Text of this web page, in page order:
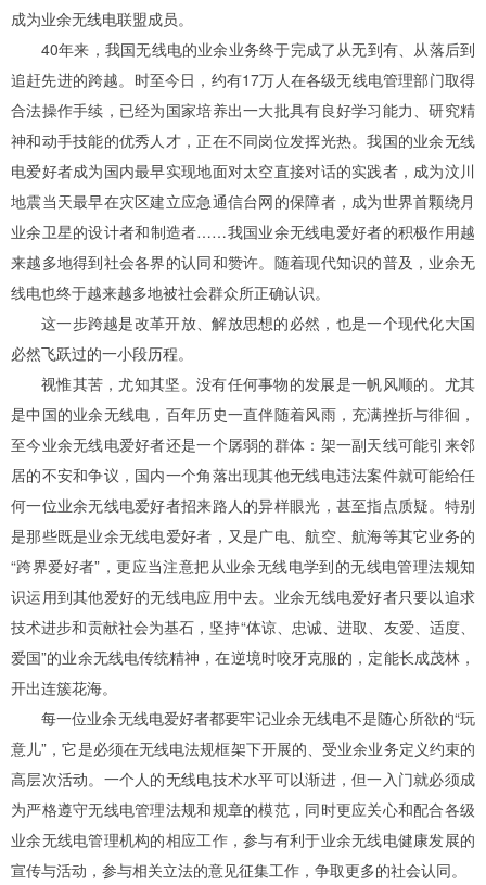
成为业余无线电联盟成员。
40年来，我国无线电的业余业务终于完成了从无到有、从落后到
追赶先进的跨越。时至今日，约有17万人在各级无线电管理部门取得
合法操作手续，已经为国家培养出一大批具有良好学习能力、研究精
神和动手技能的优秀人才，正在不同岗位发挥光热。我国的业余无线
电爱好者成为国内最早实现地面对太空直接对话的实践者，成为汶川
地震当天最早在灾区建立应急通信台网的保障者，成为世界首颗绕月
业余卫星的设计者和制造者……我国业余无线电爱好者的积极作用越
来越多地得到社会各界的认同和赞许。随着现代知识的普及，业余无
线电也终于越来越多地被社会群众所正确认识。
这一步跨越是改革开放、解放思想的必然，也是一个现代化大国
必然飞跃过的一小段历程。
视惟其苦，尤知其坚。没有任何事物的发展是一帆风顺的。尤其
是中国的业余无线电，百年历史一直伴随着风雨，充满挫折与徘徊，
至今业余无线电爱好者还是一个孱弱的群体：架一副天线可能引来邻
居的不安和争议，国内一个角落出现其他无线电违法案件就可能给任
何一位业余无线电爱好者招来路人的异样眼光，甚至指点质疑。特别
是那些既是业余无线电爱好者，又是广电、航空、航海等其它业务的
“跨界爱好者”，更应当注意把从业余无线电学到的无线电管理法规知
识运用到其他爱好的无线电应用中去。业余无线电爱好者只要以追求
技术进步和贡献社会为基石，坚持“体谅、忠诚、进取、友爱、适度、
爱国”的业余无线电传统精神，在逆境时咬牙克服的，定能长成茂林，
开出连簇花海。
每一位业余无线电爱好者都要牢记业余无线电不是随心所欲的“玩
意儿”，它是必须在无线电法规框架下开展的、受业余业务定义约束的
高层次活动。一个人的无线电技术水平可以渐进，但一入门就必须成
为严格遵守无线电管理法规和规章的模范，同时更应关心和配合各级
业余无线电管理机构的相应工作，参与有利于业余无线电健康发展的
宣传与活动，参与相关立法的意见征集工作，争取更多的社会认同。